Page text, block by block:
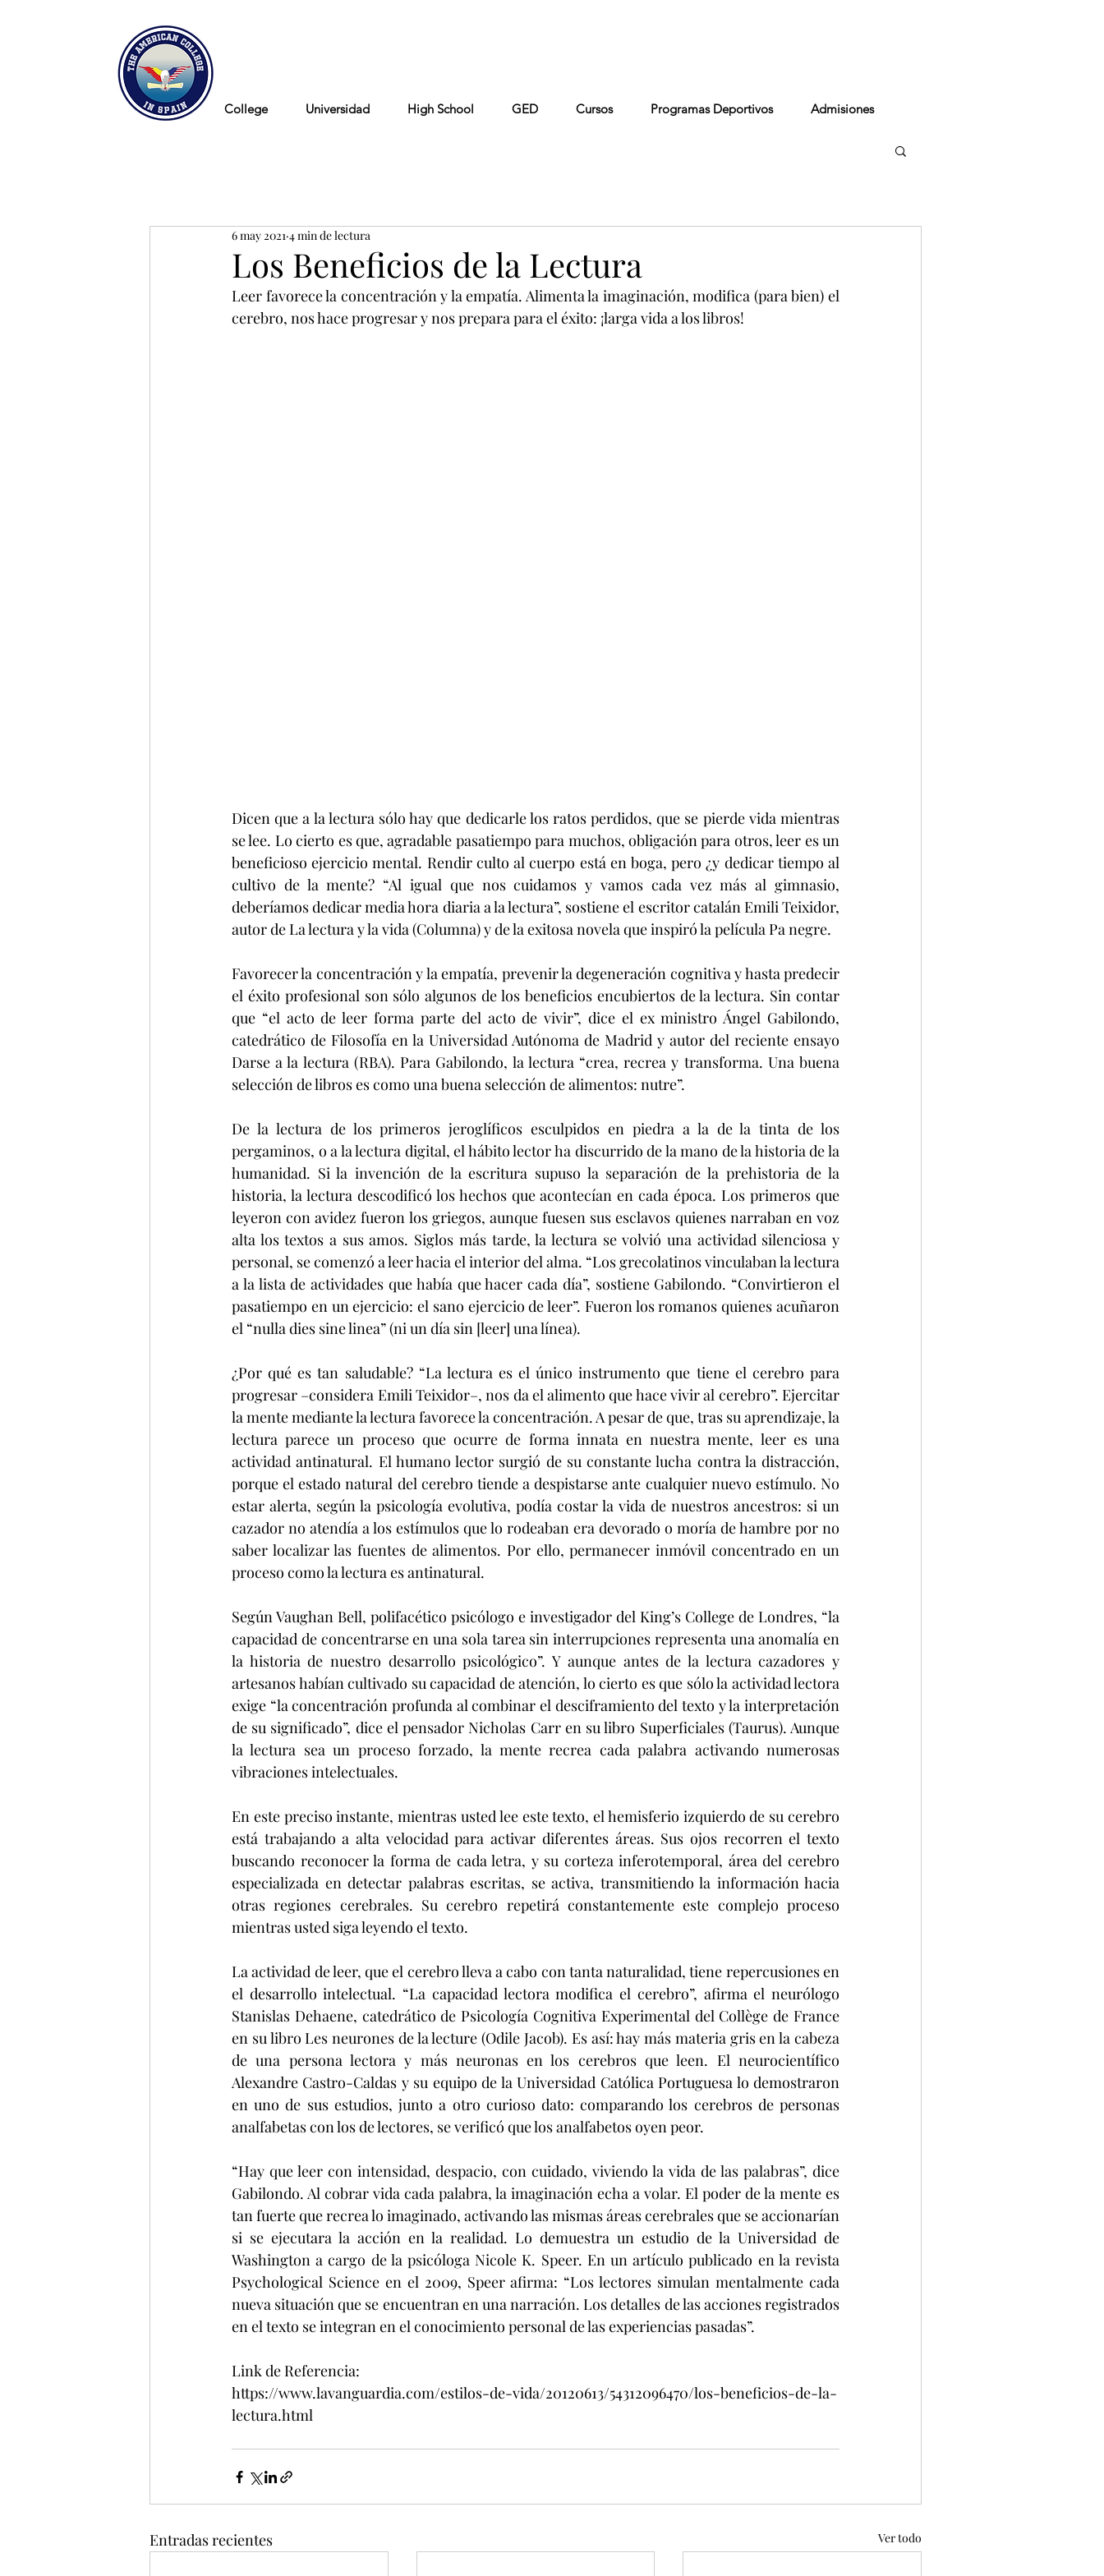
College Universidad High School GED Cursos Programas Deportivos Admisiones
Los Beneficios de la Lectura
6 may 2021 4 min de lectura
Leer favorece la concentración y la empatía. Alimenta la imaginación, modifica (para bien) el
cerebro, nos hace progresar y nos prepara para el éxito: ¡larga vida a los libros!
Dicen que a la lectura sólo hay que dedicarle los ratos perdidos, que se pierde vida mientras
se lee. Lo cierto es que, agradable pasatiempo para muchos, obligación para otros, leer es un
beneficioso ejercicio mental. Rendir culto al cuerpo está en boga, pero ¿y dedicar tiempo al
cultivo de la mente? “Al igual que nos cuidamos y vamos cada vez más al gimnasio,
deberíamos dedicar media hora diaria a la lectura”, sostiene el escritor catalán Emili Teixidor,
autor de La lectura y la vida (Columna) y de la exitosa novela que inspiró la película Pa negre.
Favorecer la concentración y la empatía, prevenir la degeneración cognitiva y hasta predecir
el éxito profesional son sólo algunos de los beneficios encubiertos de la lectura. Sin contar
que “el acto de leer forma parte del acto de vivir”, dice el ex ministro Ángel Gabilondo,
catedrático de Filosofía en la Universidad Autónoma de Madrid y autor del reciente ensayo
Darse a la lectura (RBA). Para Gabilondo, la lectura “crea, recrea y transforma. Una buena
selección de libros es como una buena selección de alimentos: nutre”.
De la lectura de los primeros jeroglíficos esculpidos en piedra a la de la tinta de los
pergaminos, o a la lectura digital, el hábito lector ha discurrido de la mano de la historia de la
humanidad. Si la invención de la escritura supuso la separación de la prehistoria de la
historia, la lectura descodificó los hechos que acontecían en cada época. Los primeros que
leyeron con avidez fueron los griegos, aunque fuesen sus esclavos quienes narraban en voz
alta los textos a sus amos. Siglos más tarde, la lectura se volvió una actividad silenciosa y
personal, se comenzó a leer hacia el interior del alma. “Los grecolatinos vinculaban la lectura
a la lista de actividades que había que hacer cada día”, sostiene Gabilondo. “Convirtieron el
pasatiempo en un ejercicio: el sano ejercicio de leer”. Fueron los romanos quienes acuñaron
el “nulla dies sine linea” (ni un día sin [leer] una línea).
¿Por qué es tan saludable? “La lectura es el único instrumento que tiene el cerebro para
progresar –considera Emili Teixidor–, nos da el alimento que hace vivir al cerebro”. Ejercitar
la mente mediante la lectura favorece la concentración. A pesar de que, tras su aprendizaje, la
lectura parece un proceso que ocurre de forma innata en nuestra mente, leer es una
actividad antinatural. El humano lector surgió de su constante lucha contra la distracción,
porque el estado natural del cerebro tiende a despistarse ante cualquier nuevo estímulo. No
estar alerta, según la psicología evolutiva, podía costar la vida de nuestros ancestros: si un
cazador no atendía a los estímulos que lo rodeaban era devorado o moría de hambre por no
saber localizar las fuentes de alimentos. Por ello, permanecer inmóvil concentrado en un
proceso como la lectura es antinatural.
Según Vaughan Bell, polifacético psicólogo e investigador del King’s College de Londres, “la
capacidad de concentrarse en una sola tarea sin interrupciones representa una anomalía en
la historia de nuestro desarrollo psicológico”. Y aunque antes de la lectura cazadores y
artesanos habían cultivado su capacidad de atención, lo cierto es que sólo la actividad lectora
exige “la concentración profunda al combinar el desciframiento del texto y la interpretación
de su significado”, dice el pensador Nicholas Carr en su libro Superficiales (Taurus). Aunque
la lectura sea un proceso forzado, la mente recrea cada palabra activando numerosas
vibraciones intelectuales.
En este preciso instante, mientras usted lee este texto, el hemisferio izquierdo de su cerebro
está trabajando a alta velocidad para activar diferentes áreas. Sus ojos recorren el texto
buscando reconocer la forma de cada letra, y su corteza inferotemporal, área del cerebro
especializada en detectar palabras escritas, se activa, transmitiendo la información hacia
otras regiones cerebrales. Su cerebro repetirá constantemente este complejo proceso
mientras usted siga leyendo el texto.
La actividad de leer, que el cerebro lleva a cabo con tanta naturalidad, tiene repercusiones en
el desarrollo intelectual. “La capacidad lectora modifica el cerebro”, afirma el neurólogo
Stanislas Dehaene, catedrático de Psicología Cognitiva Experimental del Collège de France
en su libro Les neurones de la lecture (Odile Jacob). Es así: hay más materia gris en la cabeza
de una persona lectora y más neuronas en los cerebros que leen. El neurocientífico
Alexandre Castro-Caldas y su equipo de la Universidad Católica Portuguesa lo demostraron
en uno de sus estudios, junto a otro curioso dato: comparando los cerebros de personas
analfabetas con los de lectores, se verificó que los analfabetos oyen peor.
“Hay que leer con intensidad, despacio, con cuidado, viviendo la vida de las palabras”, dice
Gabilondo. Al cobrar vida cada palabra, la imaginación echa a volar. El poder de la mente es
tan fuerte que recrea lo imaginado, activando las mismas áreas cerebrales que se accionarían
si se ejecutara la acción en la realidad. Lo demuestra un estudio de la Universidad de
Washington a cargo de la psicóloga Nicole K. Speer. En un artículo publicado en la revista
Psychological Science en el 2009, Speer afirma: “Los lectores simulan mentalmente cada
nueva situación que se encuentran en una narración. Los detalles de las acciones registrados
en el texto se integran en el conocimiento personal de las experiencias pasadas”.
Link de Referencia:
https://www.lavanguardia.com/estilos-de-vida/20120613/54312096470/los-beneficios-de-la-
lectura.html
Entradas recientes Ver todo